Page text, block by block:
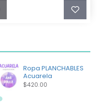
Ropa PLANCHABLES
Acuarela
$420.00